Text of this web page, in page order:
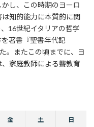
し、この時期のヨーロ
知的能力に本質的に関
16世紀イタリアの哲学
著書『聖書年代記
。またこの頃までに、ヨ
家庭教師による聾教育
金 土 日